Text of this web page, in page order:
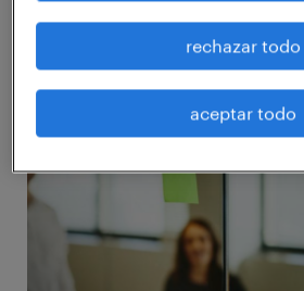
promueve un enfoque
para identificar y resolver
rechazar todo
aceptar todo